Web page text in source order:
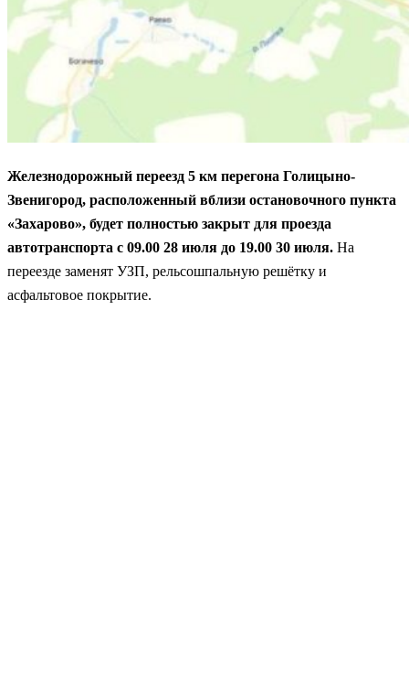
Железнодорожный переезд 5 км перегона Голицыно-
Звенигород, расположенный вблизи остановочного пункта
«Захарово», будет полностью закрыт для проезда
автотранспорта с 09.00 28 июля до 19.00 30 июля. На
переезде заменят УЗП, рельсошпальную решётку и
асфальтовое покрытие.